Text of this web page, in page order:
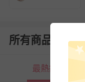
所有商品
最熱銷